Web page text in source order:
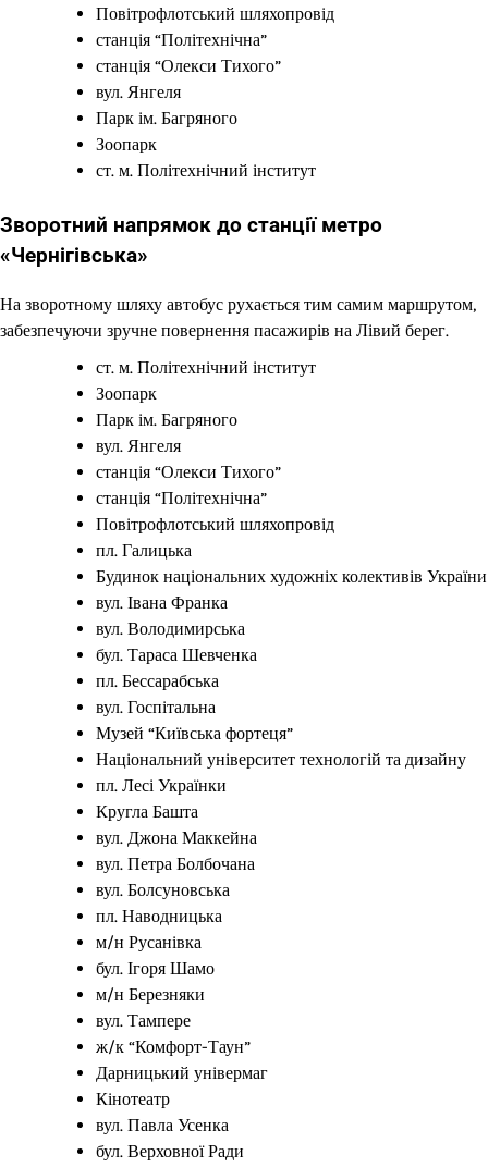
Повітрофлотський шляхопровід
станція “Політехнічна”
станція “Олекси Тихого”
вул. Янгеля
Парк ім. Багряного
Зоопарк
ст. м. Політехнічний інститут
Зворотний напрямок до станції метро
«Чернігівська»
На зворотному шляху автобус рухається тим самим маршрутом,
забезпечуючи зручне повернення пасажирів на Лівий берег.
ст. м. Політехнічний інститут
Зоопарк
Парк ім. Багряного
вул. Янгеля
станція “Олекси Тихого”
станція “Політехнічна”
Повітрофлотський шляхопровід
пл. Галицька
Будинок національних художніх колективів України
вул. Івана Франка
вул. Володимирська
бул. Тараса Шевченка
пл. Бессарабська
вул. Госпітальна
Музей “Київська фортеця”
Національний університет технологій та дизайну
пл. Лесі Українки
Кругла Башта
вул. Джона Маккейна
вул. Петра Болбочана
вул. Болсуновська
пл. Наводницька
м/н Русанівка
бул. Ігоря Шамо
м/н Березняки
вул. Тампере
ж/к “Комфорт-Таун”
Дарницький універмаг
Кінотеатр
вул. Павла Усенка
бул. Верховної Ради